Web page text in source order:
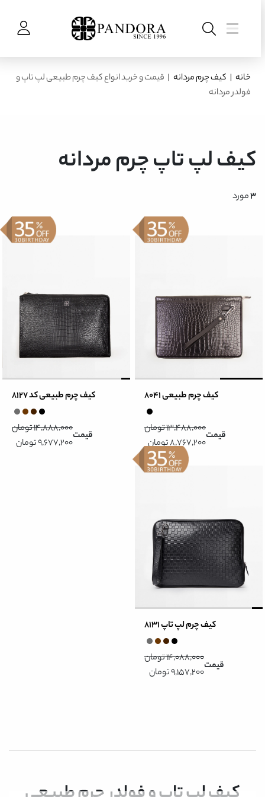
خانه | کیف چرم مردانه |
قیمت و خرید انواع کیف چرم طبیعی لپ تاپ و
فولدر مردانه
کیف لپ تاپ چرم مردانه
3مورد
کیف چرم طبیعی 8041
قیمت
13,488,000 تومان
8,767,200 تومان
کیف چرم طبیعی کد 8127
قیمت
14,888,000 تومان
9,677,200 تومان
کیف چرم لپ تاپ 8131
قیمت
14,088,000 تومان
9,157,200 تومان